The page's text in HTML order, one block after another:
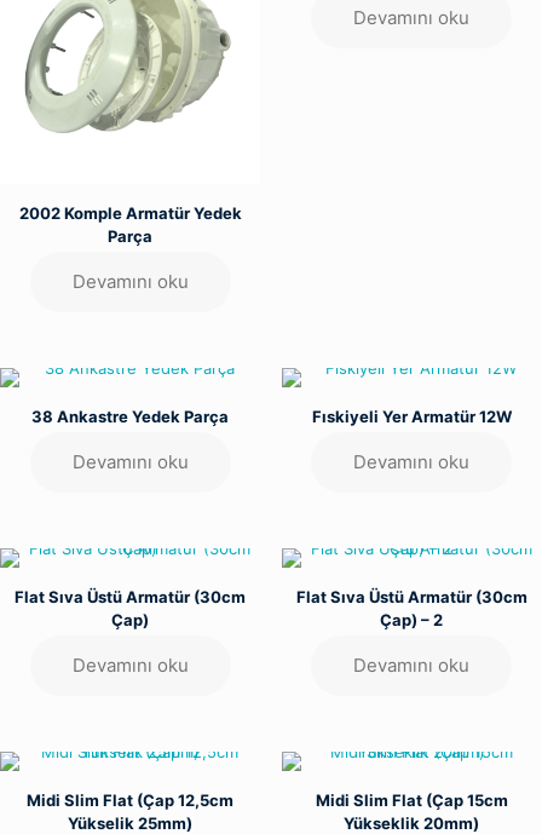
2002 Komple Armatür Yedek
Parça
Devamını oku
Devamını oku
38 Ankastre Yedek Parça
Devamını oku
Fıskiyeli Yer Armatür 12W
Devamını oku
Flat Sıva Üstü Armatür (30cm
Çap)
Devamını oku
Flat Sıva Üstü Armatür (30cm
Çap) – 2
Devamını oku
Midi Slim Flat (Çap 12,5cm
Yükselik 25mm)
Midi Slim Flat (Çap 15cm
Yükseklik 20mm)